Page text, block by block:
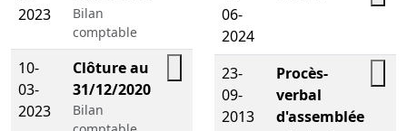
2023
Bilan
comptable
10-
03-
2023
Clôture au
31/12/2020
Bilan
06-
2024
23-
09-
2013
Procès-
verbal
d'assemblée